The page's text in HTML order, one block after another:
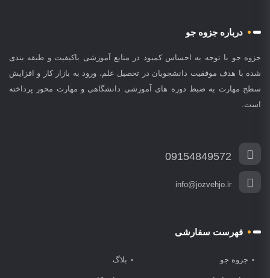
درباره جزوه جو
جزوه جو با توجه به احساس کمبود در منابع آموزشی باکیفیت و طبقه بندی
شده با هدف موفقیت دانشجویان در تحصیل علم، ورود به بازار کار و افزایش
سطح مهارت به ضبط دوره های آموزشی دانشگاهی و مهارت محور پرداخته
است.
09154849572
info@jozvehjo.ir
فهرست سفارشی
جزوه جو بلاگ